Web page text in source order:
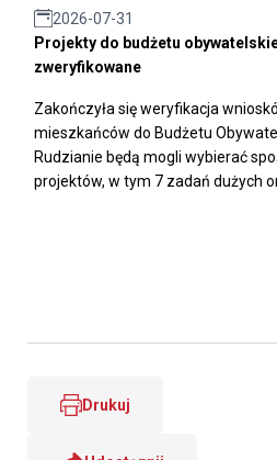
2026-07-31
Projekty do budżetu
zweryfikowane
Zakończyła się weryfikacja
mieszkańców do Budżetu
Rudzianie będą mogli wybierać
projektów, w tym 7 zadań dużych
Drukuj